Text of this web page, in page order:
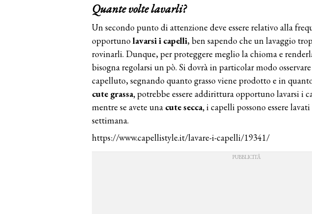
Quante volte lavarli?
Un secondo punto di attenzione deve essere relativo alla
opportunolavarsi i capelli, ben sapendo che un lavaggio
rovinarli. Dunque, per proteggere meglio la chioma e
bisogna regolarsi un pò. Si dovrà in particolar modo
capelluto, segnando quanto grasso viene prodotto e in
cute grassa,potrebbe essere addirittura opportuno lavarsi i
mentre se avete una cute secca,i capelli possono essere
settimana.
https://www.capellistyle.it/lavare-i-capelli/19341/